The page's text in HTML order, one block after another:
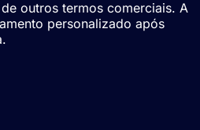
outros termos comerciais. A
personalizado após